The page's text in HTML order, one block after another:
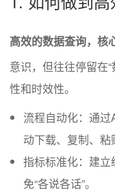
高效的数据查询，核
意识，但往往停留在
性和时效性。
流程自动化：通
动下载、复制、粘
指标标准化：建
免“各说各话”。